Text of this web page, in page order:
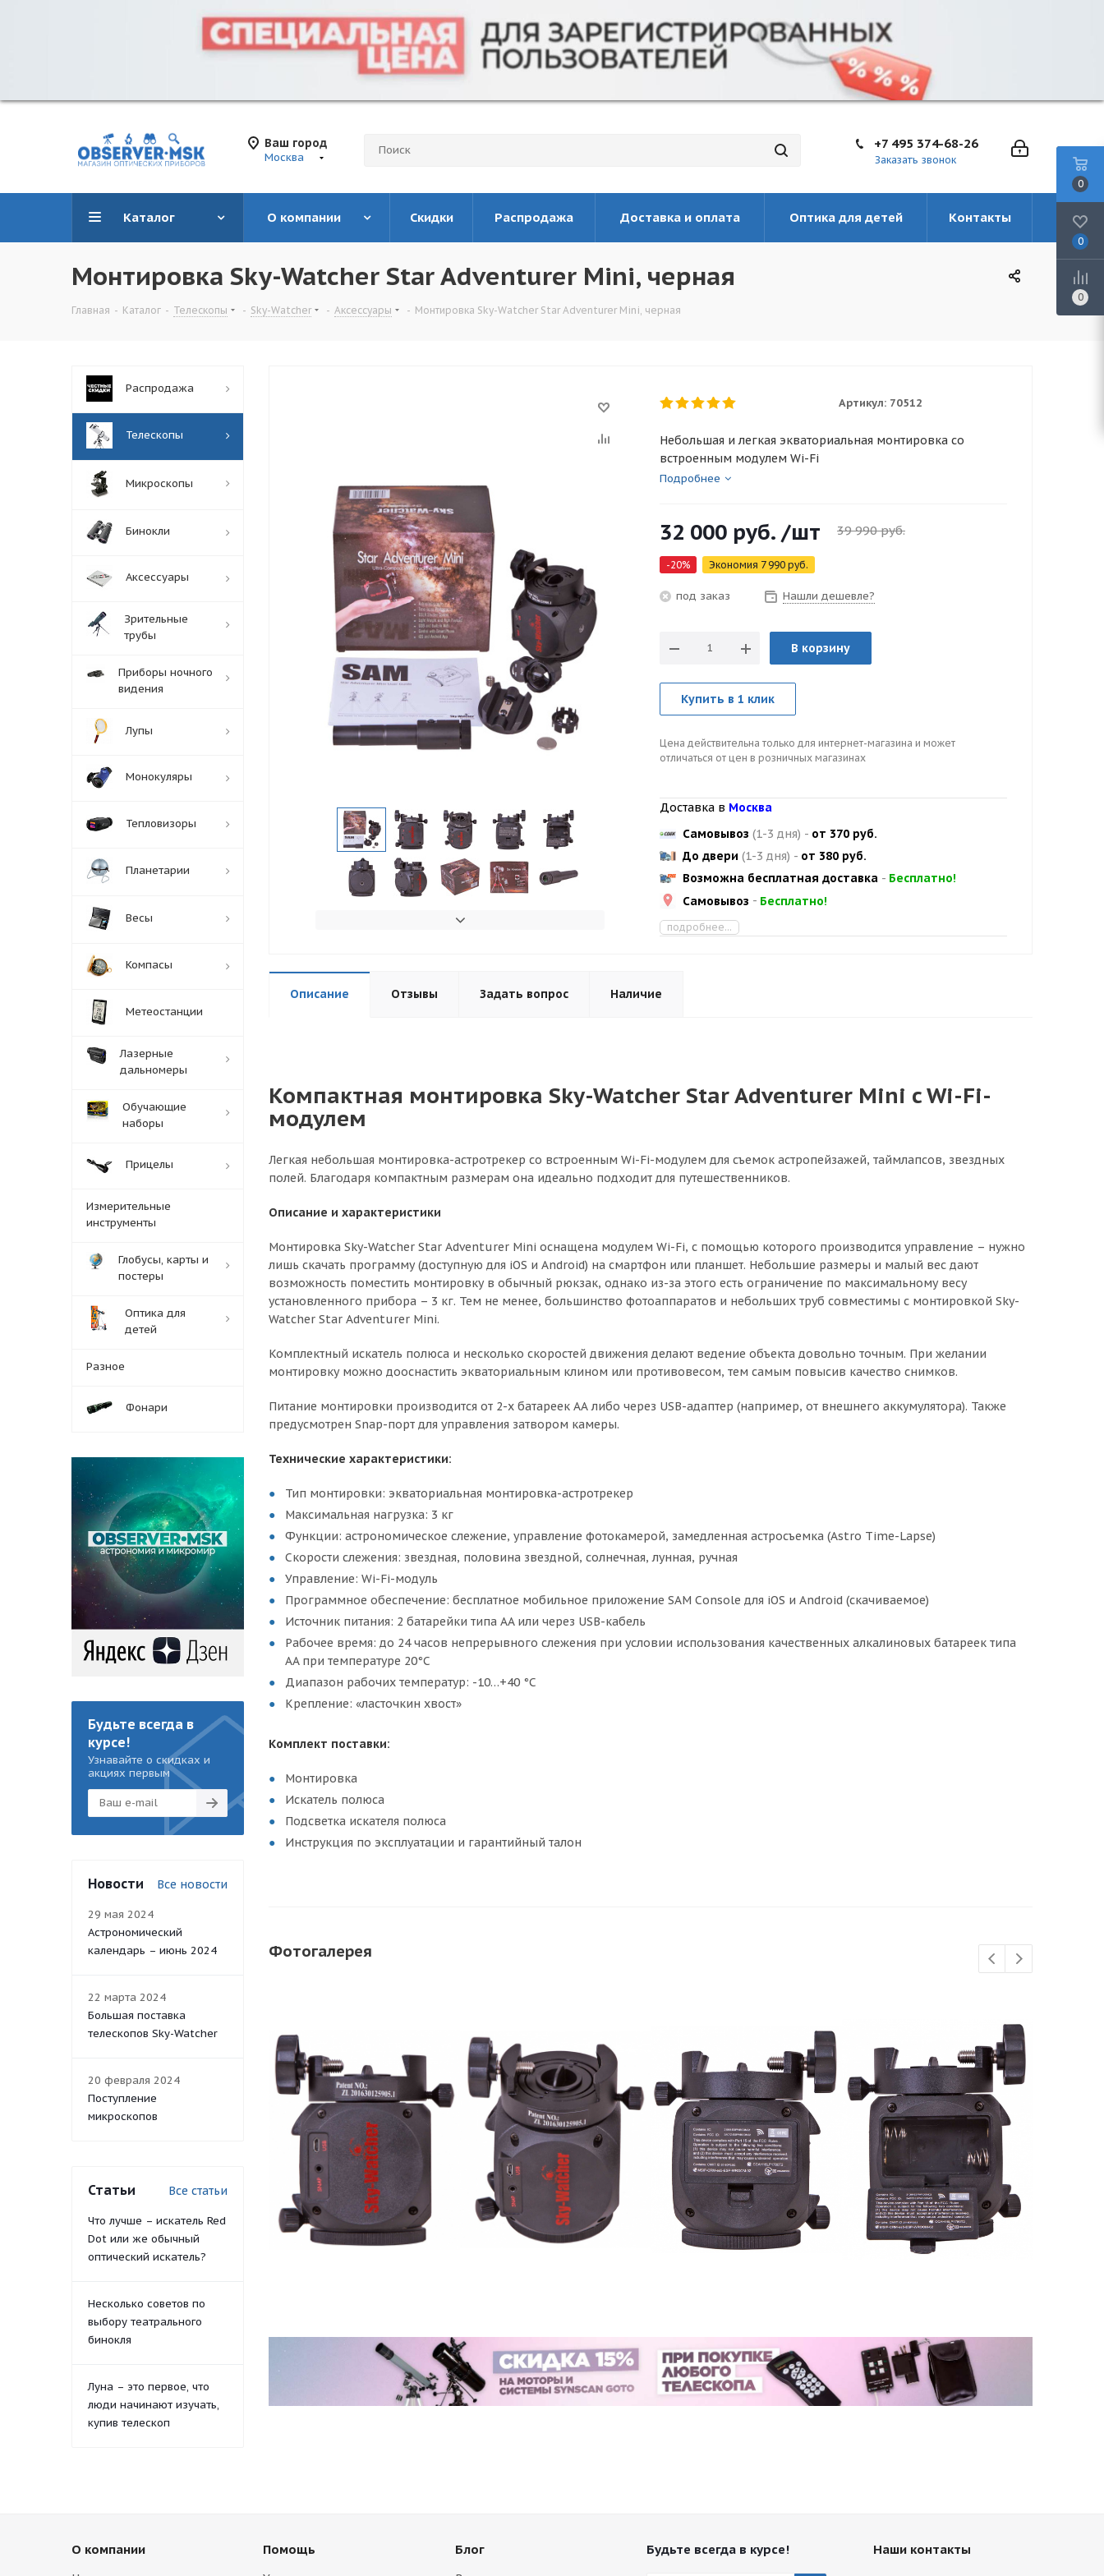
Ваш город
Москва
+7 495 374-68-26
Заказать звонок
Каталог О компании Скидки Распродажа Доставка и оплата Оптика для детей Контакты
Монтировка Sky-Watcher Star Adventurer Mini, черная
Главная - Каталог - Телескопы - Sky-Watcher - Аксессуары - Монтировка Sky-Watcher Star Adventurer Mini, черная
Артикул: 70512
Небольшая и легкая экваториальная монтировка со
встроенным модулем Wi-Fi
Подробнее
32 000 руб. /шт 39 990руб.
-20% Экономия 7 990 руб.
под заказ Нашли дешевле?
В корзину
Купить в 1 клик
Цена действительна только для интернет-магазина и может
отличаться от цен в розничных магазинах
Доставка в Москва
Самовывоз (1-3 дня) - от 370 руб.
До двери (1-3 дня) - от 380 руб.
Возможна бесплатная доставка - Бесплатно!
Самовывоз - Бесплатно!
подробнее...
Описание Отзывы Задать вопрос Наличие
Компактная монтировка Sky-Watcher Star Adventurer Mini c Wi-Fi-
модулем
Легкая небольшая монтировка-астротрекер со встроенным Wi-Fi-модулем для съемок астропейзажей, таймлапсов, звездных
полей. Благодаря компактным размерам она идеально подходит для путешественников.
Описание и характеристики
Монтировка Sky-Watcher Star Adventurer Mini оснащена модулем Wi-Fi, с помощью которого производится управление – нужно
лишь скачать программу (доступную для iOS и Android) на смартфон или планшет. Небольшие размеры и малый вес дают
возможность поместить монтировку в обычный рюкзак, однако из-за этого есть ограничение по максимальному весу
установленного прибора – 3 кг. Тем не менее, большинство фотоаппаратов и небольших труб совместимы с монтировкой Sky-
Watcher Star Adventurer Mini.
Комплектный искатель полюса и несколько скоростей движения делают ведение объекта довольно точным. При желании
монтировку можно дооснастить экваториальным клином или противовесом, тем самым повысив качество снимков.
Питание монтировки производится от 2-х батареек АА либо через USB-адаптер (например, от внешнего аккумулятора). Также
предусмотрен Snap-порт для управления затвором камеры.
Технические характеристики:
Тип монтировки: экваториальная монтировка-астротрекер
Максимальная нагрузка: 3 кг
Функции: астрономическое слежение, управление фотокамерой, замедленная астросъемка (Astro Time-Lapse)
Скорости слежения: звездная, половина звездной, солнечная, лунная, ручная
Управление: Wi-Fi-модуль
Программное обеспечение: бесплатное мобильное приложение SAM Console для iOS и Android (скачиваемое)
Источник питания: 2 батарейки типа AA или через USB-кабель
Рабочее время: до 24 часов непрерывного слежения при условии использования качественных алкалиновых батареек типа
AA при температуре 20°C
Диапазон рабочих температур: -10…+40 °С
Крепление: «ласточкин хвост»
Комплект поставки:
Монтировка
Искатель полюса
Подсветка искателя полюса
Инструкция по эксплуатации и гарантийный талон
Фотогалерея
Распродажа
Телескопы
Микроскопы
Бинокли
Аксессуары
Зрительные
трубы
Приборы ночного
видения
Лупы
Монокуляры
Тепловизоры
Планетарии
Весы
Компасы
Метеостанции
Лазерные
дальномеры
Обучающие
наборы
Прицелы
Измерительные
инструменты
Глобусы, карты и
постеры
Оптика для
детей
Разное
Фонари
Будьте всегда в
курсе!
Узнавайте о скидках и
акциях первым
Новости Все новости
29 мая 2024
Астрономический
календарь – июнь 2024
22 марта 2024
Большая поставка
телескопов Sky-Watcher
20 февраля 2024
Поступление
микроскопов
Статьи Все статьи
Что лучше – искатель Red
Dot или же обычный
оптический искатель?
Несколько советов по
выбору театрального
бинокля
Луна – это первое, что
люди начинают изучать,
купив телескоп
О компании Помощь Блог Будьте всегда в курсе! Наши контакты
0
0
0